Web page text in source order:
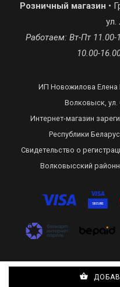
Розничный магазин •
ул.
Работаем: Вт-Пт
10.00-
ИП Новожилова Елена
Волковыск, ул.
Интернет-магазин
Республики
Свидетельство о
Волковысский